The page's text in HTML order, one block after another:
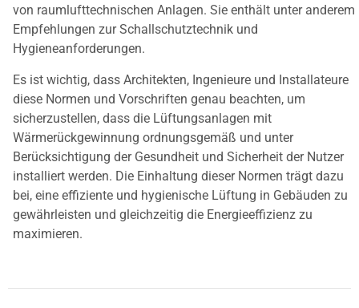
von raumlufttechnischen Anlagen. Sie enthält unter anderem
Empfehlungen zur Schallschutztechnik und
Hygieneanforderungen.
Es ist wichtig, dass Architekten, Ingenieure und Installateure
diese Normen und Vorschriften genau beachten, um
sicherzustellen, dass die Lüftungsanlagen mit
Wärmerückgewinnung ordnungsgemäß und unter
Berücksichtigung der Gesundheit und Sicherheit der Nutzer
installiert werden. Die Einhaltung dieser Normen trägt dazu
bei, eine effiziente und hygienische Lüftung in Gebäuden zu
gewährleisten und gleichzeitig die Energieeffizienz zu
maximieren.